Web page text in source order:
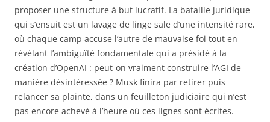
proposer une structure à but lucratif. La bataille juridique
qui s’ensuit est un lavage de linge sale d’une intensité rare,
où chaque camp accuse l’autre de mauvaise foi tout en
révélant l’ambiguïté fondamentale qui a présidé à la
création d’OpenAI : peut-on vraiment construire l’AGI de
manière désintéressée ? Musk finira par retirer puis
relancer sa plainte, dans un feuilleton judiciaire qui n’est
pas encore achevé à l’heure où ces lignes sont écrites.